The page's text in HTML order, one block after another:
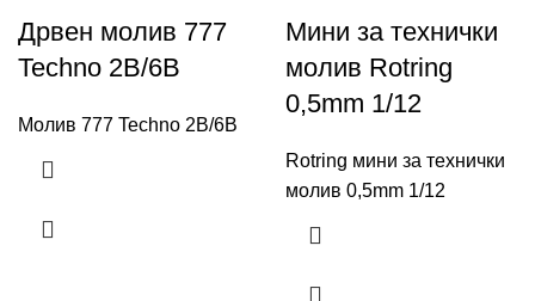
Дрвен молив 777
Techno 2B/6B
Молив 777 Techno 2B/6B
Мини за технички
молив Rotring
0,5mm 1/12
Rotring мини за технички
молив 0,5mm 1/12